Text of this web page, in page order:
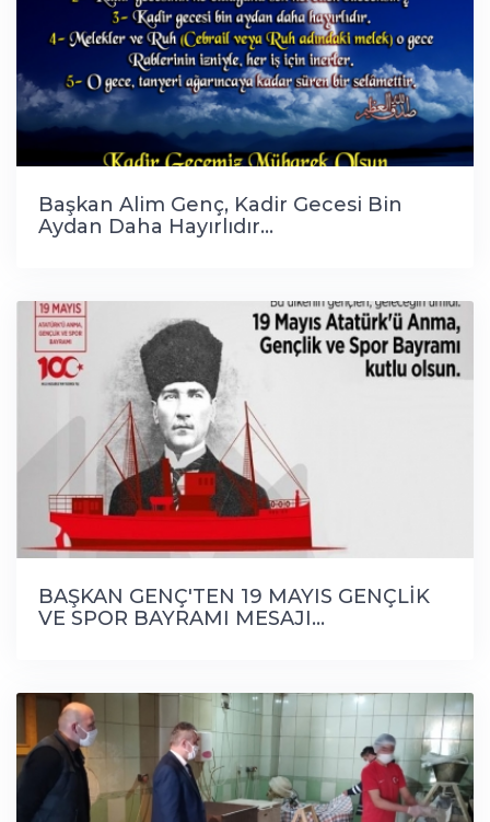
Başkan Alim Genç, Kadir Gecesi Bin
Aydan Daha Hayırlıdır...
BAŞKAN GENÇ'TEN 19 MAYIS GENÇLİK
VE SPOR BAYRAMI MESAJI...